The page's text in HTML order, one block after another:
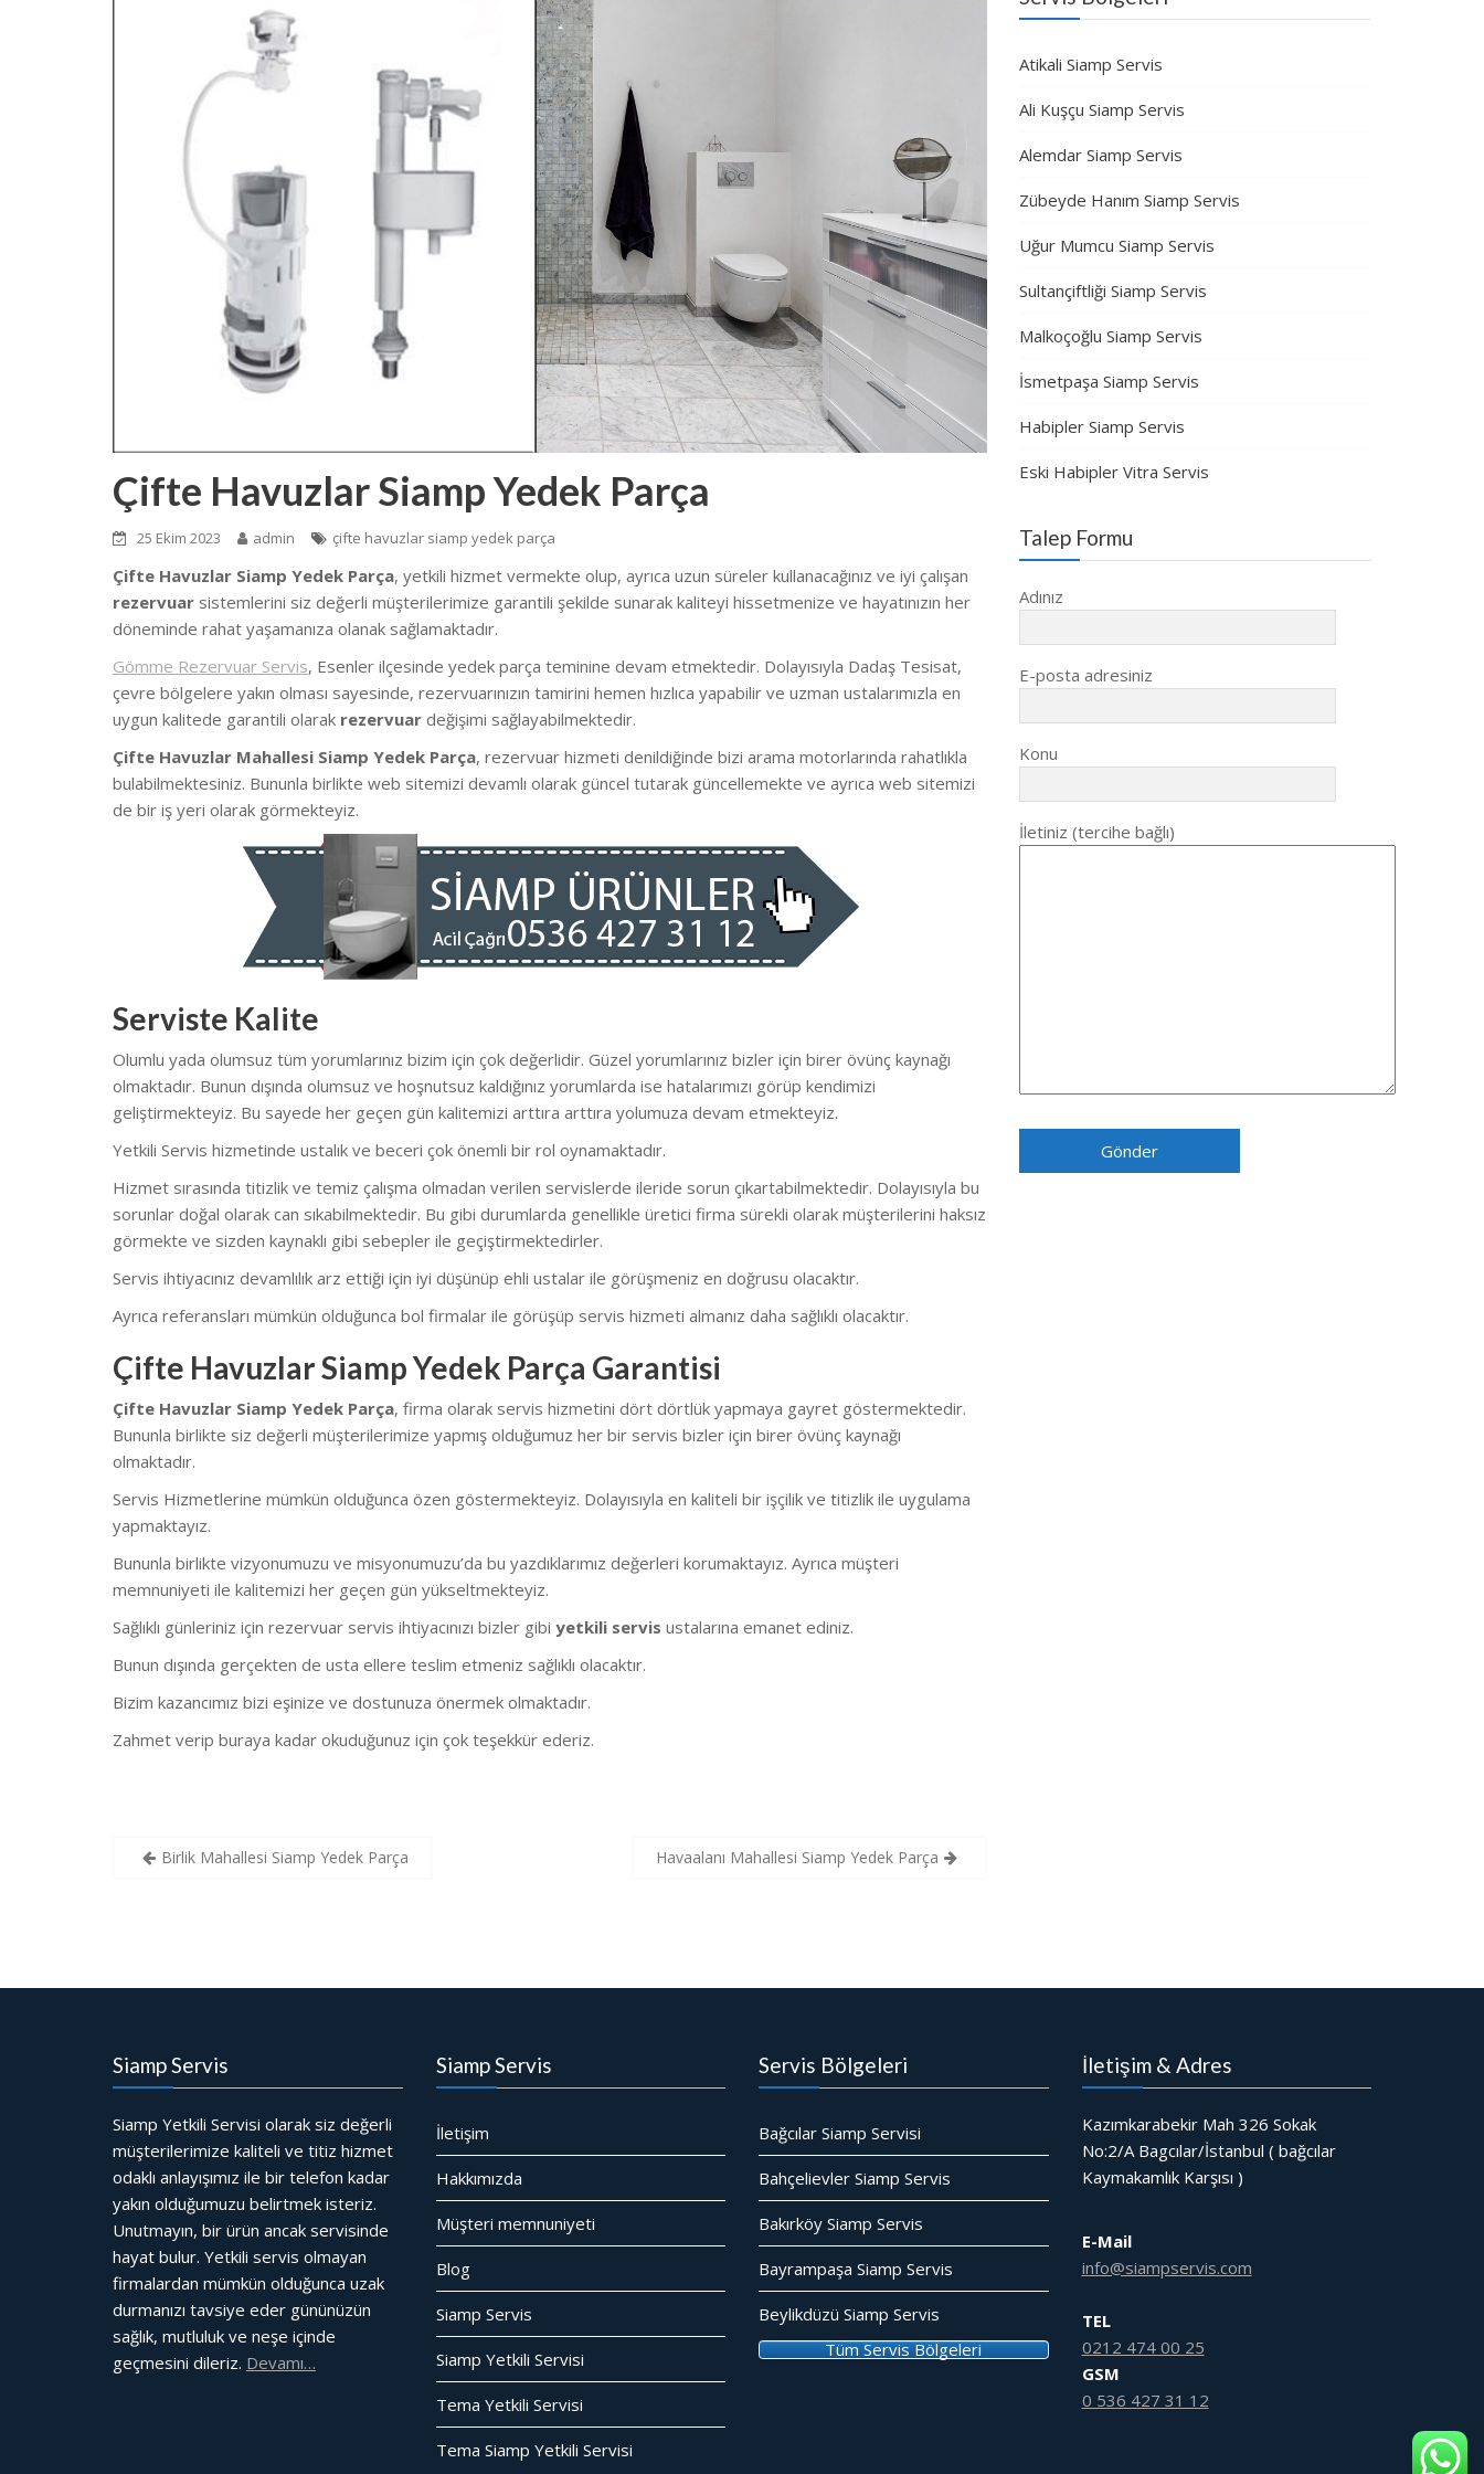
Çifte Havuzlar Siamp Yedek Parça
25 Ekim 2023 admin çifte havuzlar siamp yedek parça
Çifte Havuzlar Siamp Yedek Parça, yetkili hizmet vermekte olup, ayrıca uzun süreler kullanacağınız ve iyi çalışan
rezervuar sistemlerini siz değerli müşterilerimize garantili şekilde sunarak kaliteyi hissetmenize ve hayatınızın her
döneminde rahat yaşamanıza olanak sağlamaktadır.
Gömme Rezervuar Servis, Esenler ilçesinde yedek parça teminine devam etmektedir. Dolayısıyla Dadaş Tesisat,
çevre bölgelere yakın olması sayesinde, rezervuarınızın tamirini hemen hızlıca yapabilir ve uzman ustalarımızla en
uygun kalitede garantili olarak rezervuar değişimi sağlayabilmektedir.
Çifte Havuzlar Mahallesi Siamp Yedek Parça, rezervuar hizmeti denildiğinde bizi arama motorlarında rahatlıkla
bulabilmektesiniz. Bununla birlikte web sitemizi devamlı olarak güncel tutarak güncellemekte ve ayrıca web sitemizi
de bir iş yeri olarak görmekteyiz.
Serviste Kalite
Olumlu yada olumsuz tüm yorumlarınız bizim için çok değerlidir. Güzel yorumlarınız bizler için birer övünç kaynağı
olmaktadır. Bunun dışında olumsuz ve hoşnutsuz kaldığınız yorumlarda ise hatalarımızı görüp kendimizi
geliştirmekteyiz. Bu sayede her geçen gün kalitemizi arttıra arttıra yolumuza devam etmekteyiz.
Yetkili Servis hizmetinde ustalık ve beceri çok önemli bir rol oynamaktadır.
Hizmet sırasında titizlik ve temiz çalışma olmadan verilen servislerde ileride sorun çıkartabilmektedir. Dolayısıyla bu
sorunlar doğal olarak can sıkabilmektedir. Bu gibi durumlarda genellikle üretici firma sürekli olarak müşterilerini haksız
görmekte ve sizden kaynaklı gibi sebepler ile geçiştirmektedirler.
Servis ihtiyacınız devamlılık arz ettiği için iyi düşünüp ehli ustalar ile görüşmeniz en doğrusu olacaktır.
Ayrıca referansları mümkün olduğunca bol firmalar ile görüşüp servis hizmeti almanız daha sağlıklı olacaktır.
Çifte Havuzlar Siamp Yedek Parça Garantisi
Çifte Havuzlar Siamp Yedek Parça, firma olarak servis hizmetini dört dörtlük yapmaya gayret göstermektedir.
Bununla birlikte siz değerli müşterilerimize yapmış olduğumuz her bir servis bizler için birer övünç kaynağı
olmaktadır.
Servis Hizmetlerine mümkün olduğunca özen göstermekteyiz. Dolayısıyla en kaliteli bir işçilik ve titizlik ile uygulama
yapmaktayız.
Bununla birlikte vizyonumuzu ve misyonumuzu’da bu yazdıklarımız değerleri korumaktayız. Ayrıca müşteri
memnuniyeti ile kalitemizi her geçen gün yükseltmekteyiz.
Sağlıklı günleriniz için rezervuar servis ihtiyacınızı bizler gibi yetkili servis ustalarına emanet ediniz.
Bunun dışında gerçekten de usta ellere teslim etmeniz sağlıklı olacaktır.
Bizim kazancımız bizi eşinize ve dostunuza önermek olmaktadır.
Zahmet verip buraya kadar okuduğunuz için çok teşekkür ederiz.
YazıBirlik Mahallesi Siamp Yedek Parça Havaalanı Mahallesi Siamp Yedek Parça
Atikali Siamp Servis
Ali Kuşçu Siamp Servis
Alemdar Siamp Servis
Zübeyde Hanım Siamp Servis
Uğur Mumcu Siamp Servis
Sultançiftliği Siamp Servis
Malkoçoğlu Siamp Servis
İsmetpaşa Siamp Servis
Habipler Siamp Servis
Eski Habipler Vitra Servis
Talep Formu
Adınız
E-posta adresiniz
Konu
İletiniz (tercihe bağlı)
Siamp Servis
Siamp Yetkili Servisi olarak siz değerli
müşterilerimize kaliteli ve titiz hizmet
odaklı anlayışımız ile bir telefon kadar
yakın olduğumuzu belirtmek isteriz.
Unutmayın, bir ürün ancak servisinde
hayat bulur. Yetkili servis olmayan
firmalardan mümkün olduğunca uzak
durmanızı tavsiye eder gününüzün
sağlık, mutluluk ve neşe içinde
geçmesini dileriz. Devamı…
Siamp Servis
İletişim
Hakkımızda
Müşteri memnuniyeti
Blog
Siamp Servis
Siamp Yetkili Servisi
Tema Yetkili Servisi
Tema Siamp Yetkili Servisi
Servis Bölgeleri
Bağcılar Siamp Servisi
Bahçelievler Siamp Servis
Bakırköy Siamp Servis
Bayrampaşa Siamp Servis
Beylikdüzü Siamp Servis
Tüm Servis Bölgeleri
İletişim & Adres
Kazımkarabekir Mah 326 Sokak
No:2/A Bagcılar/İstanbul ( bağcılar
Kaymakamlık Karşısı )
E-Mail
info@siampservis.com
TEL
0212 474 00 25
GSM
0 536 427 31 12